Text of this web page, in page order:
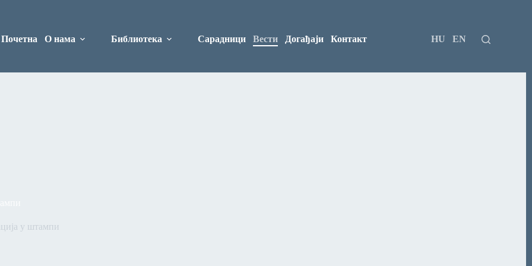
Почетна О нама Библиотека Сарадници Вести Догађаји Контакт HU EN
у штампи